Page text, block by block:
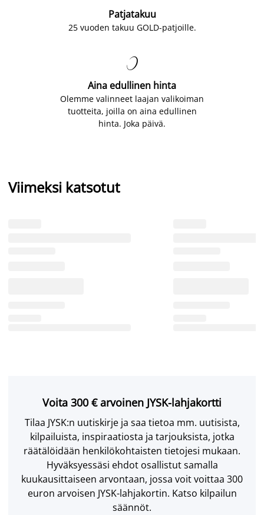
Patjatakuu
25 vuoden takuu GOLD-patjoille.

Aina edullinen hinta
Olemme valinneet laajan valikoiman
tuotteita, joilla on aina edullinen
hinta. Joka päivä.
Viimeksi katsotut
Voita 300 € arvoinen JYSK-lahjakortti
Tilaa JYSK:n uutiskirje ja saa tietoa mm. uutisista,
kilpailuista, inspiraatiosta ja tarjouksista, jotka
räätälöidään henkilökohtaisten tietojesi mukaan.
Hyväksyessäsi ehdot osallistut samalla
kuukausittaiseen arvontaan, jossa voit voittaa 300
euron arvoisen JYSK-lahjakortin. Katso kilpailun
säännöt.